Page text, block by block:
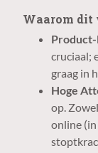
Waarom dit
cruciaal;
graag in
Hoge
op.
online